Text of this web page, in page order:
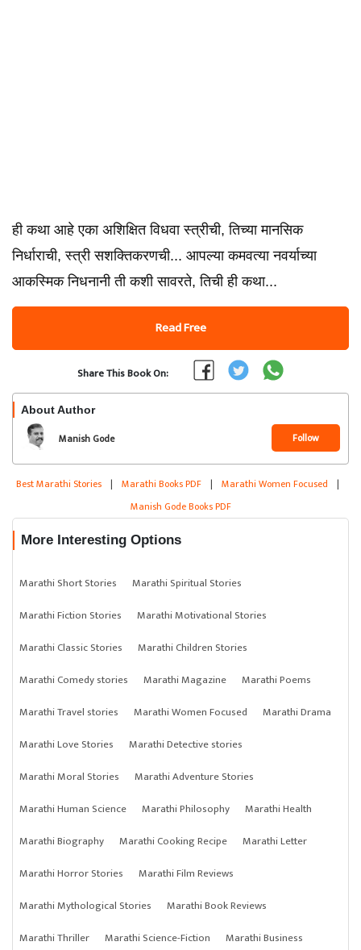
ही कथा आहे एका अशिक्षित विधवा स्त्रीची, तिच्या मानसिक
निर्धाराची, स्त्री सशक्तिकरणची... आपल्या कमवत्या नवर्याच्या
आकस्मिक निधनानी ती कशी सावरते, तिची ही कथा...
Read Free
Share This Book On:
About Author
Manish Gode Follow
Best Marathi Stories | Marathi Books PDF | Marathi Women Focused |
Manish Gode Books PDF
More Interesting Options
Marathi Short Stories
Marathi Spiritual Stories
Marathi Fiction Stories
Marathi Motivational Stories
Marathi Classic Stories
Marathi Children Stories
Marathi Comedy stories
Marathi Magazine
Marathi Poems
Marathi Travel stories
Marathi Women Focused
Marathi Drama
Marathi Love Stories
Marathi Detective stories
Marathi Moral Stories
Marathi Adventure Stories
Marathi Human Science
Marathi Philosophy
Marathi Health
Marathi Biography
Marathi Cooking Recipe
Marathi Letter
Marathi Horror Stories
Marathi Film Reviews
Marathi Mythological Stories
Marathi Book Reviews
Marathi Thriller
Marathi Science-Fiction Marathi Business